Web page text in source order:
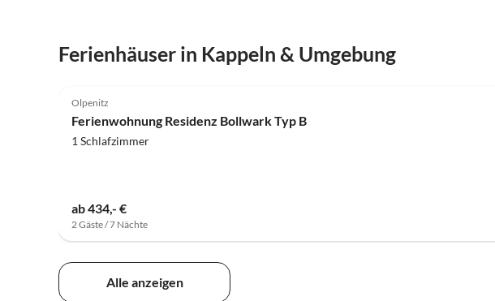
Ferienhäuser in Kappeln & Umgebung
Olpenitz
Ferienwohnung Residenz Bollwark Typ B
1 Schlafzimmer
ab 434,- €
2 Gäste / 7 Nächte
Alle anzeigen